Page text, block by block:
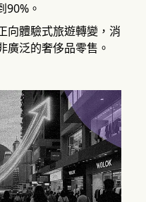
90%。
向體驗式旅遊轉變，消
廣泛的奢侈品零售。